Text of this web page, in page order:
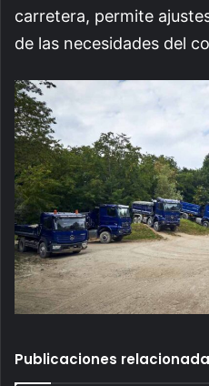
carretera, permite
de las necesidades del
Publicaciones